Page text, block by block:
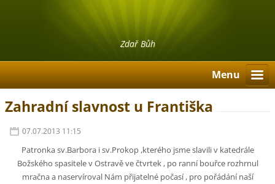
Zdař Bůh
Menu
Zahradní slavnost u Františka
07.07.2013 11:15
Patronka sv.Barbora i sv.Prokop ,kterého jsme slavili v katedrále
Božského spasitele v Ostravě ve čtvrtek , po ranní bouřce rozhrnul
mračna a naservíroval Nám přijatelné počasí , pro pořádání naší